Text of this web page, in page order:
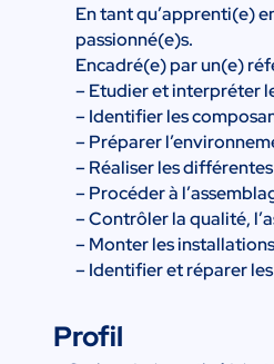
En tant qu’apprenti(e)
passionné(e)s.
Encadré(e) par un(e)
– Etudier et interpréter
– Identifier les
– Préparer
– Réaliser les
– Procéder à
– Contrôler la qualité,
– Monter les
– Identifier et réparer
Profil